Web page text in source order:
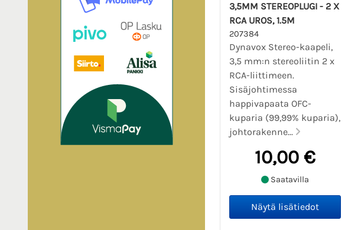
3,5MM STEREOPLUGI - 2 X
RCA UROS, 1.5M
207384
Dynavox Stereo-kaapeli,
3,5 mm:n stereoliitin 2 x
RCA-liittimeen.
Sisäjohtimessa
happivapaata OFC-
kuparia (99,99% kuparia),
johtorakenne...
10,00 €
Saatavilla